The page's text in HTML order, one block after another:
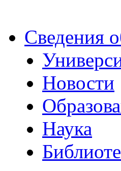
Сведения
Новости
Наука